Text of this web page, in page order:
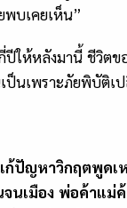
พบเคยเห็น”
ปีให้หลังมานี้ ชีวิต
ป็นเพราะภัยพิบัติ
ก้ปัญหาวิกฤตพูด
นเมือง พ่อค้าแม่